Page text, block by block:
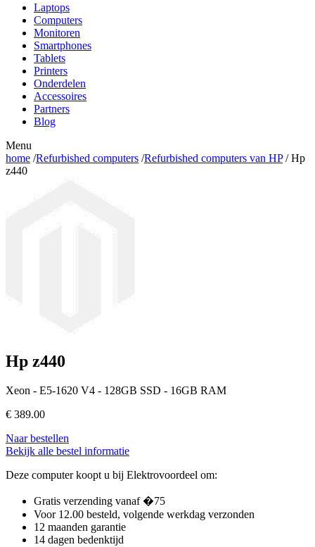
Laptops
Computers
Monitoren
Smartphones
Tablets
Printers
Onderdelen
Accessoires
Partners
Blog
Menu
home /Refurbished computers /Refurbished computers van HP/ Hp
z440
Hp z440
Xeon - E5-1620 V4 - 128GB SSD - 16GB RAM
€ 389.00
Naar bestellen
Bekijk alle bestel informatie
Deze computer koopt u bij Elektrovoordeel om:
Gratis verzending vanaf �75
Voor 12.00 besteld, volgende werkdag verzonden
12 maanden garantie
14 dagen bedenktijd